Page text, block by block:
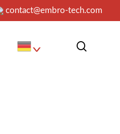
contact@embro-tech.com